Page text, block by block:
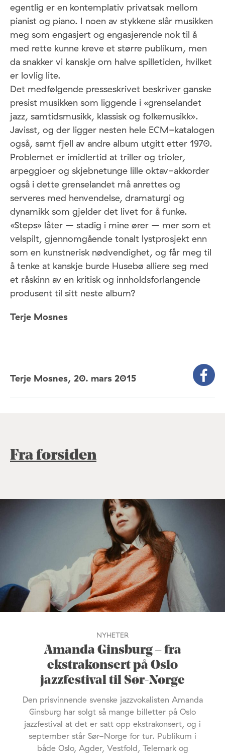
egentlig er en kontemplativ privatsak mellom
pianist og piano. I noen av stykkene slår musikken
meg som engasjert og engasjerende nok til å
med rette kunne kreve et større publikum, men
da snakker vi kanskje om halve spilletiden, hvilket
er lovlig lite.
Det medfølgende presseskrivet beskriver ganske
presist musikken som liggende i «grenselandet
jazz, samtidsmusikk, klassisk og folkemusikk».
Javisst, og der ligger nesten hele ECM-katalogen
også, samt fjell av andre album utgitt etter 1970.
Problemet er imidlertid at triller og trioler,
arpeggioer og skjebnetunge lille oktav-akkorder
også i dette grenselandet må anrettes og
serveres med henvendelse, dramaturgi og
dynamikk som gjelder det livet for å funke.
«Steps» låter – stadig i mine ører – mer som et
velspilt, gjennomgående tonalt lystprosjekt enn
som en kunstnerisk nødvendighet, og får meg til
å tenke at kanskje burde Husebø alliere seg med
et råskinn av en kritisk og innholdsforlangende
produsent til sitt neste album?
Terje Mosnes
Terje Mosnes, 20. mars 2015
Fra forsiden
NYHETER
Amanda Ginsburg – fra
ekstrakonsert på Oslo
jazzfestival til Sør-Norge
Den prisvinnende svenske jazzvokalisten Amanda
Ginsburg har solgt så mange billetter på Oslo
jazzfestival at det er satt opp ekstrakonsert, og i
september står Sør-Norge for tur. Publikum i
både Oslo, Agder, Vestfold, Telemark og